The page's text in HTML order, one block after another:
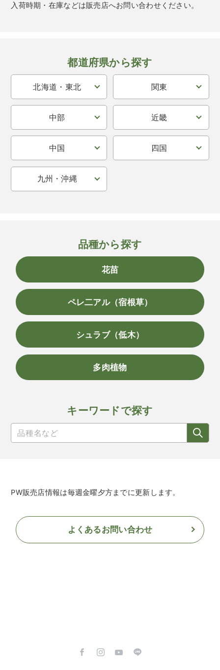
入荷時期・在庫などは販売店へお問い合わせください。
都道府県から探す
北海道・東北 関東
中部 近畿
中国 四国
九州・沖縄
品種から探す
花苗
ペレ二アル（宿根草）
シュラブ（低木）
多肉植物
キーワードで探す
PW販売店情報は毎週金曜夕方までに更新します。
よくあるお問い合わせ